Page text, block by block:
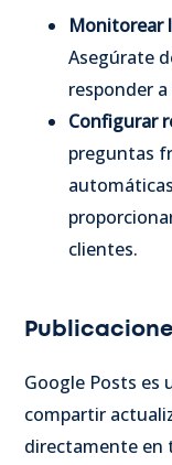
Monitorear
Asegúrate
responder
Configurar
preguntas
clientes.
Google Posts es
compartir
directamente en